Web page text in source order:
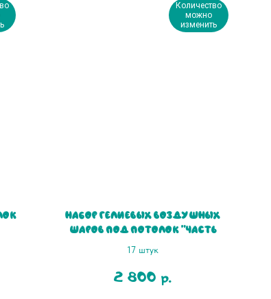
Количество
можно
изменить
Набор гелиевых воздушных
шаров под потолок "Часть
хрома"
17 штук
2 800 р.